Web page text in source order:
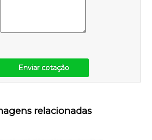
Enviar cotação
relacionadas